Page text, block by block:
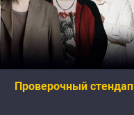
Проверочный стендап